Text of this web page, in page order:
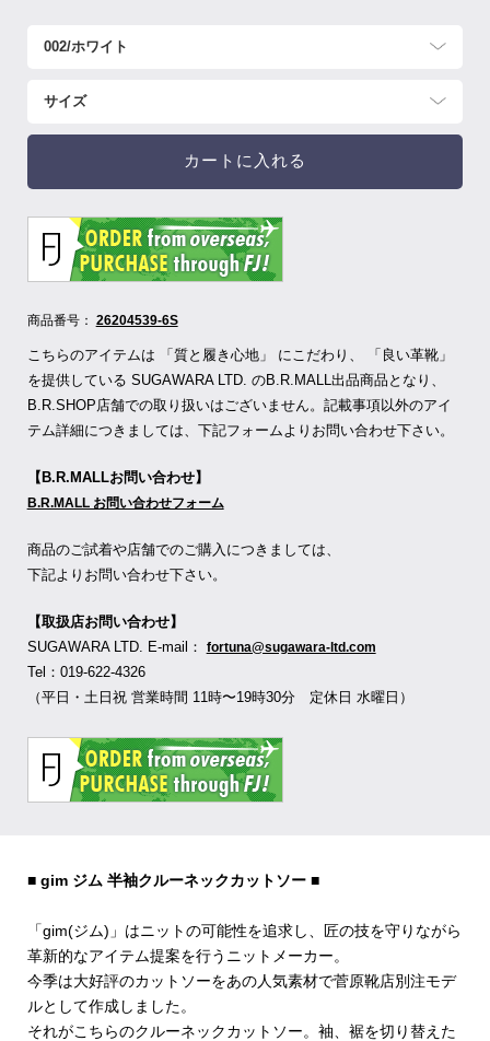
カートに入れる
商品番号： 26204539-6S
こちらのアイテムは 「質と履き心地」 にこだわり、 「良い革靴」
を提供している SUGAWARA LTD. のB.R.MALL出品商品となり、
B.R.SHOP店舗での取り扱いはございません。記載事項以外のアイ
テム詳細につきましては、下記フォームよりお問い合わせ下さい。
【B.R.MALLお問い合わせ】
B.R.MALL お問い合わせフォーム
商品のご試着や店舗でのご購入につきましては、
下記よりお問い合わせ下さい。
【取扱店お問い合わせ】
SUGAWARA LTD. E-mail： fortuna@sugawara-ltd.com
Tel：019-622-4326
（平日・土日祝 営業時間 11時〜19時30分 定休日 水曜日）
■ gim ジム 半袖クルーネックカットソー ■
「gim(ジム)」はニットの可能性を追求し、匠の技を守りながら
革新的なアイテム提案を行うニットメーカー。
今季は大好評のカットソーをあの人気素材で菅原靴店別注モデ
ルとして作成しました。
それがこちらのクルーネックカットソー。袖、裾を切り替えた